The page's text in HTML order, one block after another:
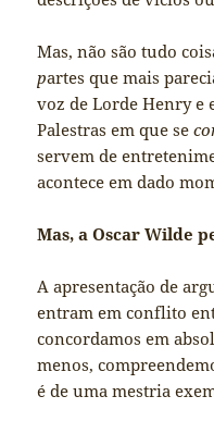
Mas, não são tudo
partes que mais
voz de Lorde Henry e
Palestras em que se
servem de
acontece em dado
Mas, a Oscar Wilde
A apresentação de
entram em conflito
concordamos em
menos,
é de uma mestria